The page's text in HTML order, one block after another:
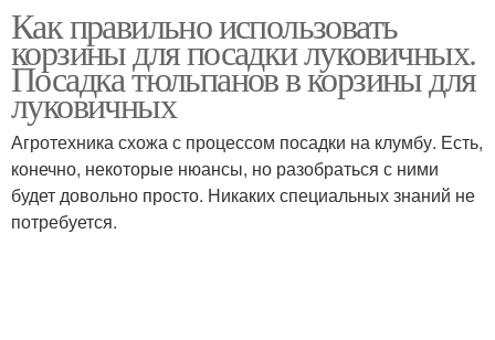
Как правильно использовать
корзины для посадки луковичных.
Посадка тюльпанов в корзины для
луковичных
Агротехника схожа с процессом посадки на клумбу. Есть,
конечно, некоторые нюансы, но разобраться с ними
будет довольно просто. Никаких специальных знаний не
потребуется.